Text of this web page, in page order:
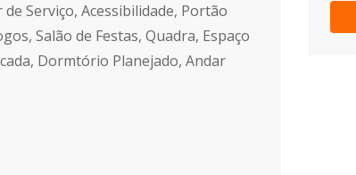
Serviço, Acessibilidade, Portão
Salão de Festas, Quadra, Espaço
Dormtório Planejado, Andar